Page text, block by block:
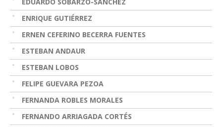
ENRIQUE GUTIÉRREZ
ERNEN CEFERINO BECERRA FUENTES
ESTEBAN ANDAUR
ESTEBAN LOBOS
FELIPE GUEVARA PEZOA
FERNANDA ROBLES MORALES
FERNANDO ARRIAGADA CORTÉS